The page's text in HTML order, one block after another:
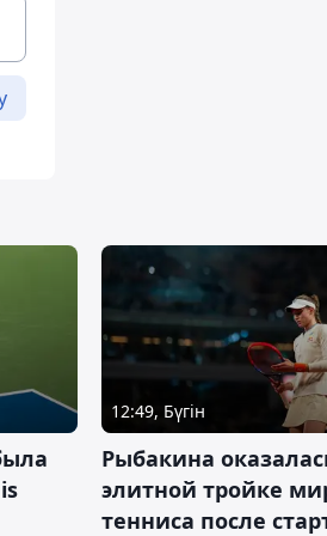
12:49, Бүгін
Рыбакина
элитной тройке
тенниса после